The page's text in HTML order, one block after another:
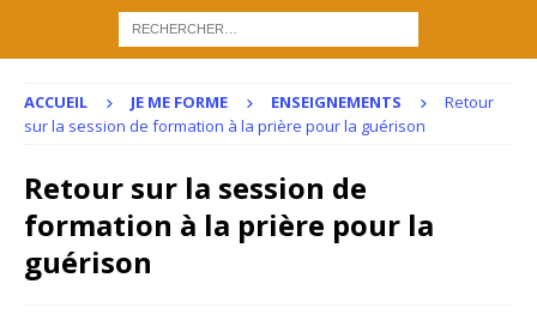
ACCUEIL JE ME FORME ENSEIGNEMENTS
Retour
sur la session de formation à la prière pour la guérison
Retour sur la session de
formation à la prière pour la
guérison